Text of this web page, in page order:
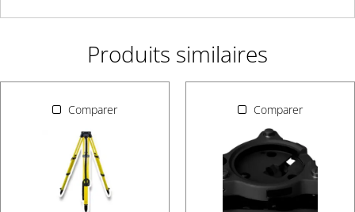
Produits similaires
Comparer Comparer